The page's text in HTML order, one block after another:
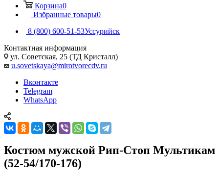
Корзина0
Избранные товары0
8 (800) 600-51-53Уссурийск
Контактная информация
ул. Советская, 25 (ТД Кристалл)
u.sovetskaya@mirotvorecdv.ru
Вконтакте
Telegram
WhatsApp
Костюм мужской Рип-Стоп Мультикам
(52-54/170-176)